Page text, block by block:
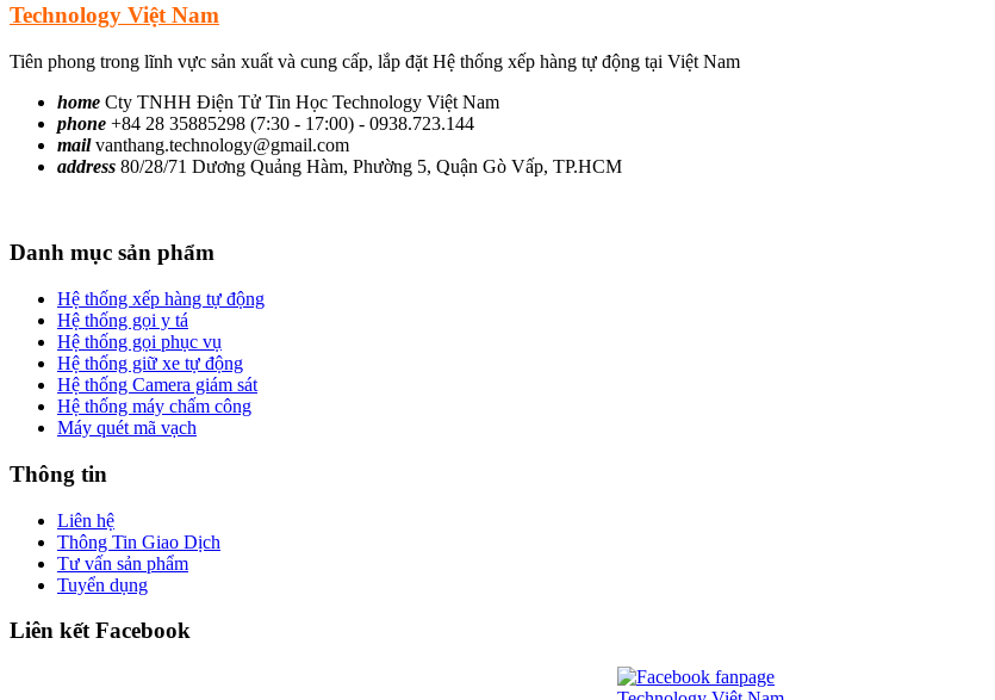
Technology Việt Nam
Tiên phong trong lĩnh vực sản xuất và cung cấp, lắp đặt Hệ thống xếp hàng tự động tại Việt Nam
home Cty TNHH Điện Tử Tin Học Technology Việt Nam
phone +84 28 35885298 (7:30 - 17:00) - 0938.723.144
mailvanthang.technology@gmail.com
address 80/28/71 Dương Quảng Hàm, Phường 5, Quận Gò Vấp, TP.HCM
Danh mục sản phẩm
Hệ thống xếp hàng tự động
Hệ thống gọi y tá
Hệ thống gọi phục vụ
Hệ thống giữ xe tự động
Hệ thống Camera giám sát
Hệ thống máy chấm công
Máy quét mã vạch
Thông tin
Liên hệ
Thông Tin Giao Dịch
Tư vấn sản phẩm
Tuyển dụng
Liên kết Facebook